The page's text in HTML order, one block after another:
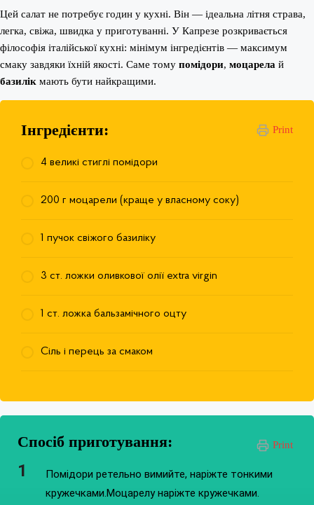
Цей салат не потребує годин у кухні. Він — ідеальна літня страва,
легка, свіжа, швидка у приготуванні. У Капрезе розкривається
філософія італійської кухні: мінімум інгредієнтів — максимум
смаку завдяки їхній якості. Саме тому помідори, моцарела й
базилік мають бути найкращими.
Print
Інгредієнти:
4 великі стиглі помідори
200 г моцарели (краще у власному соку)
1 пучок свіжого базиліку
3 ст. ложки оливкової олії extra virgin
1 ст. ложка бальзамічного оцту
Сіль і перець за смаком
Print
Спосіб приготування:
Помідори ретельно вимийте, наріжте тонкими
кружечками.Моцарелу наріжте кружечками.